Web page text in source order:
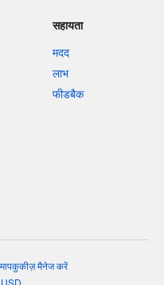
सहायता
मदद
लाभ
फीडबैक
कुकीज़ मैनेज करें
USD